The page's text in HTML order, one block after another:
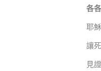
各
耶
讓
見證